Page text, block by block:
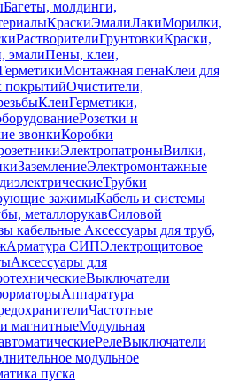
Багеты, молдинги,
КраскиЭмалиЛакиМорилки,
РастворителиГрунтовкиКраски,
эмалиПены, клеи,
Монтажная пенаКлеи для
покрытийОчистители,
КлеиГерметики,
Розетки и
звонкиКоробки
ЭлектропатроныВилки,
ЗаземлениеЭлектромонтажные
Трубки
зажимыКабель и системы
металлорукавСиловой
кабельные Аксессуары для труб,
Арматура СИПЭлектрощитовое
Аксессуары для
Выключатели
Аппаратура
Частотные
магнитныеМодульная
РелеВыключатели
модульное
пуска